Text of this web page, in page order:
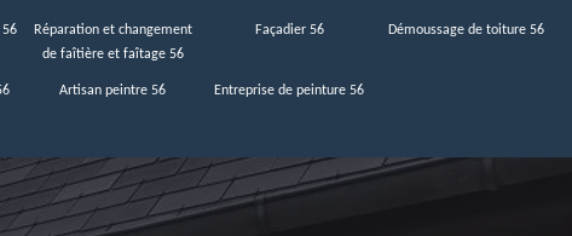
Réparation et changement
de faîtière et faîtage 56
Façadier 56 Démoussage de toiture 56
Artisan peintre 56 Entreprise de peinture 56